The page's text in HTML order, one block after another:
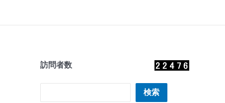
訪問者数
検索